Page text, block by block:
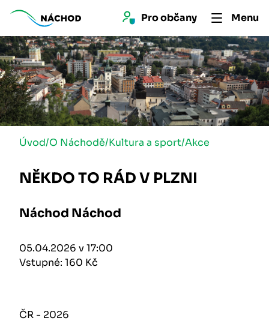
Pro občany Menu
Úvod/O Náchodě/Kultura a sport/Akce
NĚKDO TO RÁD V PLZNI
Náchod Náchod
05.04.2026 v 17:00
Vstupné: 160 Kč
ČR - 2026